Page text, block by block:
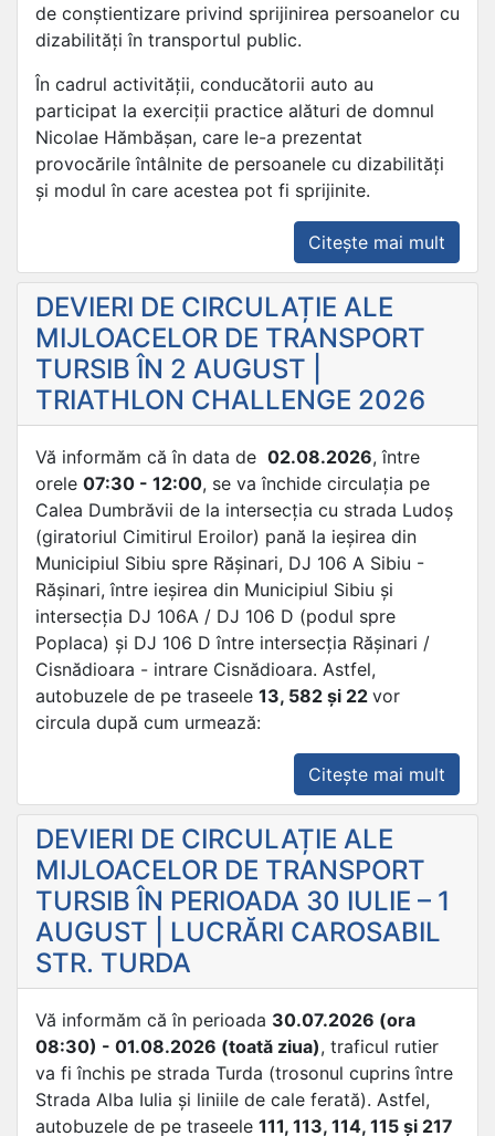
de conștientizare privind sprijinirea persoanelor cu
dizabilități în transportul public.
În cadrul activității, conducătorii auto au
participat la exerciții practice alături de domnul
Nicolae Hămbășan, care le-a prezentat
provocările întâlnite de persoanele cu dizabilități
și modul în care acestea pot fi sprijinite.
Citește mai mult
DE
DEVIERI DE CIRCULAȚIE ALE
MIJLOACELOR DE TRANSPORT
TURSIB ÎN 2 AUGUST |
TRIATHLON CHALLENGE 2026
Vă informăm că în data de 02.08.2026, între
orele 07:30 - 12:00, se va închide circulația pe
Calea Dumbrăvii de la intersecția cu strada Ludoș
(giratoriul Cimitirul Eroilor) pană la ieșirea din
Municipiul Sibiu spre Rășinari, DJ 106 A Sibiu -
Rășinari, între ieșirea din Municipiul Sibiu și
intersecția DJ 106A / DJ 106 D (podul spre
Poplaca) și DJ 106 D între intersecția Rășinari /
Cisnădioara - intrare Cisnădioara. Astfel,
autobuzele de pe traseele 13, 582 și 22 vor
circula după cum urmează:
Citește mai mult
DE
DE
ÎN
|
DEVIERI DE CIRCULAȚIE ALE
MIJLOACELOR DE TRANSPORT
TURSIB ÎN PERIOADA 30 IULIE – 1
AUGUST | LUCRĂRI CAROSABIL
STR. TURDA
Vă informăm că în perioada 30.07.2026 (ora
08:30) - 01.08.2026 (toată ziua), traficul rutier
va fi închis pe strada Turda (trosonul cuprins între
Strada Alba Iulia și liniile de cale ferată). Astfel,
autobuzele de pe traseele 111, 113, 114, 115 și 217